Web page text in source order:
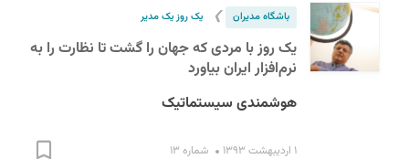
باشگاه مدیران ❯ یک روز یک مدیر
یک روز با مردی که جهان را گشت تا نظارت را به
نرم‌افزار ایران بیاورد
هوشمندی سیستماتیک
۱ اردیبهشت ۱۳۹۳ شماره ۱۳